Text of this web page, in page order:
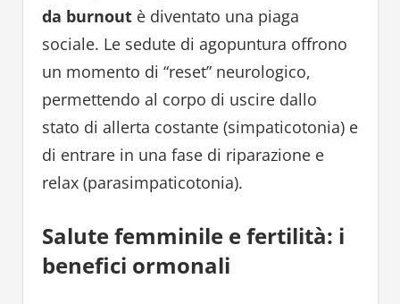
da burnoutè diventato una piaga
sociale. Le sedute di agopuntura offrono
un momento di “reset” neurologico,
permettendo al corpo di uscire dallo
stato di allerta costante (simpaticotonia) e
di entrare in una fase di riparazione e
relax (parasimpaticotonia).
Salute femminile e fertilità: i
benefici ormonali